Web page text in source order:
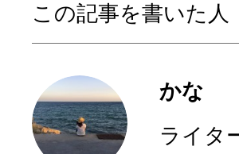
この記事を書いた人
かな
ライタ